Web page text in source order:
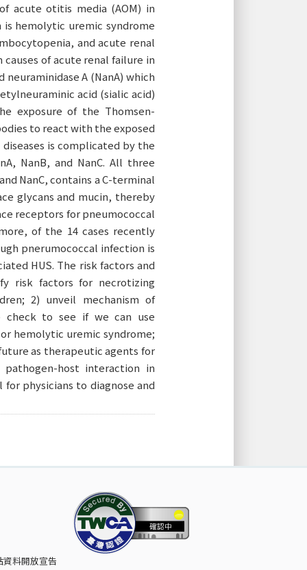
acute otitis media (AOM) in
hemolytic uremic syndrome
and acute renal
of acute renal failure in
A (NanA) which
acid (sialic acid)
exposure of the Thomsen-
to react with the exposed
is complicated by the
NanB, and NanC. All three
NanC, contains a C-terminal
glycans and mucin, thereby
receptors for pneumococcal
of the 14 cases recently
pnerumococcal infection is
HUS. The risk factors and
risk factors for necrotizing
2) unveil mechanism of
check to see if we can use
hemolytic uremic syndrome;
as therapeutic agents for
host interaction in
physicians to diagnose and
資料開放宣告